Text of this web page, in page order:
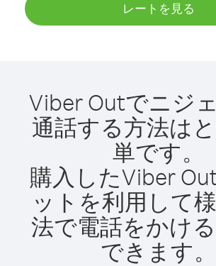
レートを見る
Viber Outでニジ
通話する方法は
単です。
購入したViber
ットを利用して
法で電話をかけ
できます。